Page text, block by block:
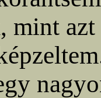
mint